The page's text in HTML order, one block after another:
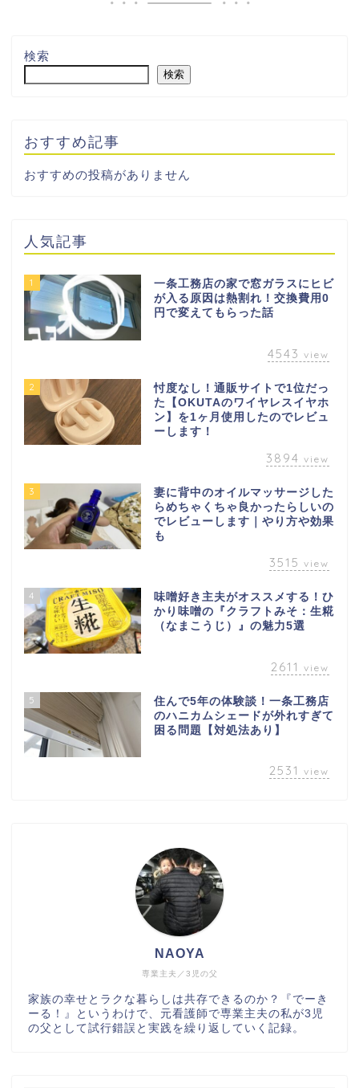
検索
検索
おすすめ記事
おすすめの投稿がありません
人気記事
1
一条工務店の家で窓ガラスにヒビ
が入る原因は熱割れ！交換費用0
円で変えてもらった話
4543 view
2
忖度なし！通販サイトで1位だっ
た【OKUTAのワイヤレスイヤホ
ン】を1ヶ月使用したのでレビュ
ーします！
3894 view
3
妻に背中のオイルマッサージした
らめちゃくちゃ良かったらしいの
でレビューします｜やり方や効果
も
3515 view
4
味噌好き主夫がオススメする！ひ
かり味噌の『クラフトみそ：生糀
（なまこうじ）』の魅力5選
2611 view
5
住んで5年の体験談！一条工務店
のハニカムシェードが外れすぎて
困る問題【対処法あり】
2531 view
専業主夫／3児の父
NAOYA
家族の幸せとラクな暮らしは共存できるのか？『でーき
ーる！』というわけで、元看護師で専業主夫の私が3児
の父として試行錯誤と実践を繰り返していく記録。